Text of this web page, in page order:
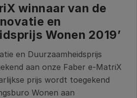
winnaar van de
en
Wonen 2019’
en Duurzaamheidsprijs
aan onze Faber e-MatriX
prijs wordt toegekend
Wonen aan